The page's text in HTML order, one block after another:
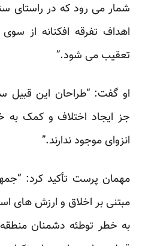
شمار می رود که در راستای
اهداف تفرقه افکنانه از
تعقیب می شود.”
او گفت: “طراحان این قبیل
جز ایجاد اختلاف و کمک به
انزوای موجود ندارند.”
مهمان پرست تأکید کرد:
مبتنی بر اخلاق و ارزش های
به خطر توطئه دشمنان